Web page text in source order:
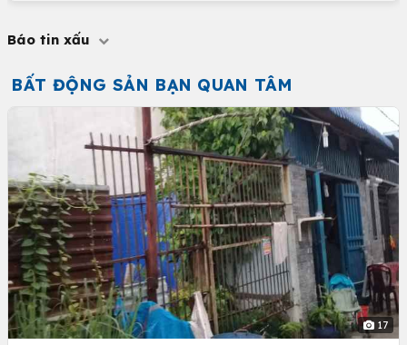
Báo tin xấu
BẤT ĐỘNG SẢN BẠN QUAN TÂM
17